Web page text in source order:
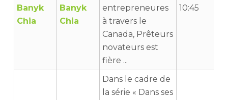
Banyk
Chia
entrepreneures
à travers le
Canada, Prêteurs
novateurs est
fière ...
10:45
Dans le cadre de
la série « Dans ses